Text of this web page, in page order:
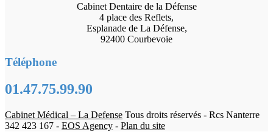
Cabinet Dentaire de la Défense
4 place des Reflets,
Esplanade de La Défense,
92400 Courbevoie
Téléphone
01.47.75.99.90
Cabinet Médical – La Defense Tous droits réservés - Rcs Nanterre
342 423 167 - EOS Agency - Plan du site